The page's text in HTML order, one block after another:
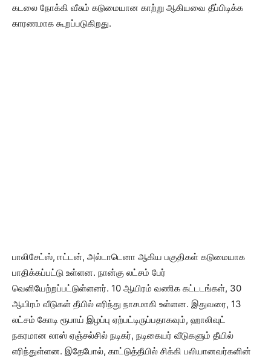
கடலை நோக்கி வீசும் கடுமையான காற்று ஆகியவை தீப்பிடிக்க
காரணமாக கூறப்படுகிறது.
பாலிசேட்ஸ், ஈட்டன், அல்டாடெனா ஆகிய பகுதிகள் கடுமையாக
பாதிக்கப்பட்டு உள்ளன. நான்கு லட்சம் பேர்
வெளியேற்றப்பட்டுள்ளனர். 10 ஆயிரம் வணிக கட்டடங்கள், 30
ஆயிரம் வீடுகள் தீயில் எரிந்து நாசமாகி உள்ளன. இதுவரை, 13
லட்சம் கோடி ரூபாய் இழப்பு ஏற்பட்டிருப்பதாகவும், ஹாலிவுட்
நகரமான லாஸ் ஏஞ்சல்சில் நடிகர், நடிகையர் வீடுகளும் தீயில்
எரிந்துள்ளன. இதேபோல், காட்டுத்தீயில் சிக்கி பலியானவர்களின்